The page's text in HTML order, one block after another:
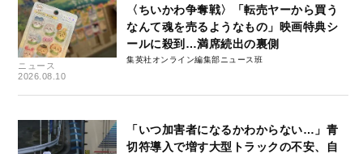
ニュース
2026.08.10
〈ちいかわ争奪戦〉「転売ヤーから買う
なんて魂を売るようなもの」映画特典シ
ールに殺到…満席続出の裏側
集英社オンライン編集部ニュース班
「いつ加害者になるかわからない…」青
切符導入で増す大型トラックの不安、自